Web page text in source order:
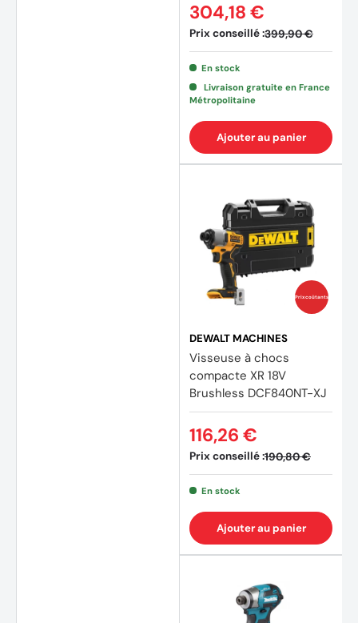
Prix conseillé :399,90 €
304,18 €
En stock
Livraison gratuite en France
Métropolitaine
Ajouter au panier
Prix coûtants
DEWALT MACHINES
Visseuse à chocs
compacte XR 18V
Brushless DCF840NT-XJ
Prix conseillé :190,80 €
116,26 €
En stock
Ajouter au panier